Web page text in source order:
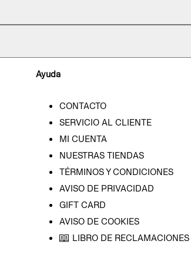
Ayuda
CONTACTO
SERVICIO AL CLIENTE
MI CUENTA
NUESTRAS TIENDAS
TÉRMINOS Y CONDICIONES
AVISO DE PRIVACIDAD
GIFT CARD
AVISO DE COOKIES
LIBRO DE RECLAMACIONES